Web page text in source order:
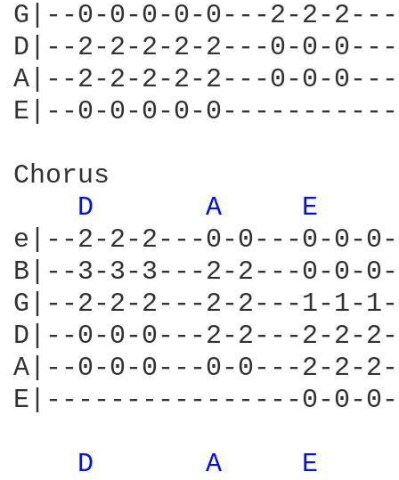
G|--0-0-0-0-0---2-2-
D|--2-2-2-2-2---0-0-
A|--2-2-2-2-2---0-0-
E|--0-0-0-0-
Chorus
D
A
E
e|--2-2-2---0-0---0-0-
B|--3-3-3---2-2---0-0-
G|--2-2-2---2-2---1-1-
D|--0-0-0---2-2---2-2-
A|--0-0-0---0-0---2-2-
E|----------------0-0-
D A
E